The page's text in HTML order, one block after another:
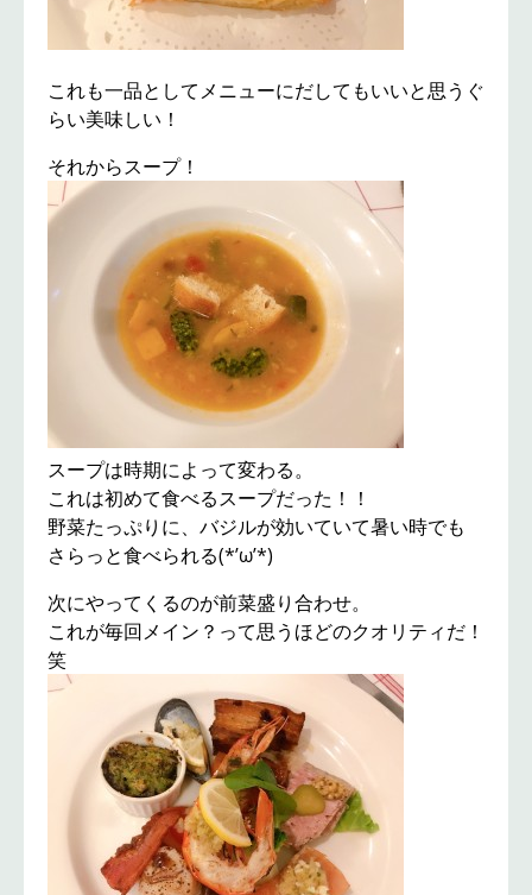
これも一品としてメニューにだしてもいいと思うぐ
らい美味しい！
それからスープ！
スープは時期によって変わる。
これは初めて食べるスープだった！！
野菜たっぷりに、バジルが効いていて暑い時でも
さらっと食べられる(*’ω’*)
次にやってくるのが前菜盛り合わせ。
これが毎回メイン？って思うほどのクオリティだ！
笑